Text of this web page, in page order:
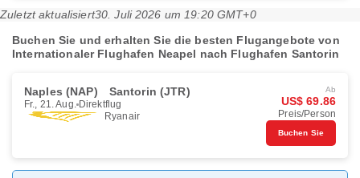
Zuletzt aktualisiert30. Juli 2026 um 19:20 GMT+0
Buchen Sie und erhalten Sie die besten Flugangebote von
Internationaler Flughafen Neapel nach Flughafen Santorin
Naples (NAP) Santorin (JTR)
Fr., 21. Aug. Direktflug
Ryanair
Ab
US$ 69.86
Preis/Person
Buchen Sie